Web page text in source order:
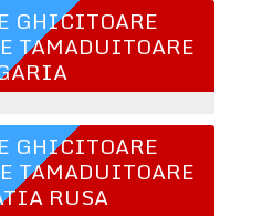
GHICITOARE
TAMADUITOARE
GHICITOARE
TAMADUITOARE
RUSA